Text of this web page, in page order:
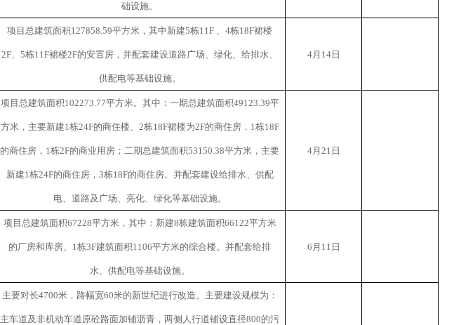
础设施。
项目总建筑面积127858.59平方米，其中新建5栋11F 、 4栋18F裙楼
2F、 5栋11F裙楼2F的安置房，并配套建设道路广场、绿化、给排水、
供配电等基础设施。
4月 14日
项目总建筑面积102273.77平方米。其中：一期总建筑面积49123.39平
方米，主要新建1栋24F的商住楼、 2栋18F裙楼为2F的商住房， 1栋18F
的商住房， 1栋2F的商业用房；二期总建筑面积53150.38平方米，主要
新建1栋24F的商住房， 3栋18F的商住房。并配套建设给排水、供配
电、道路及广场、亮化、绿化等基础设施。
4月 21 日
项目总建筑面积67228平方米，其中：新建8栋建筑面积66122平方米
的厂房和库房、 1栋3F建筑面积1106平方米的综合楼。并配套给排
水、供配电等基础设施。
6 月 11 日
主要对长4700米，路幅宽60米的新世纪进行改造。主要建设规模为：
主车道及非机动车道原砼路面加铺沥青，两侧人行道铺设直径800的污